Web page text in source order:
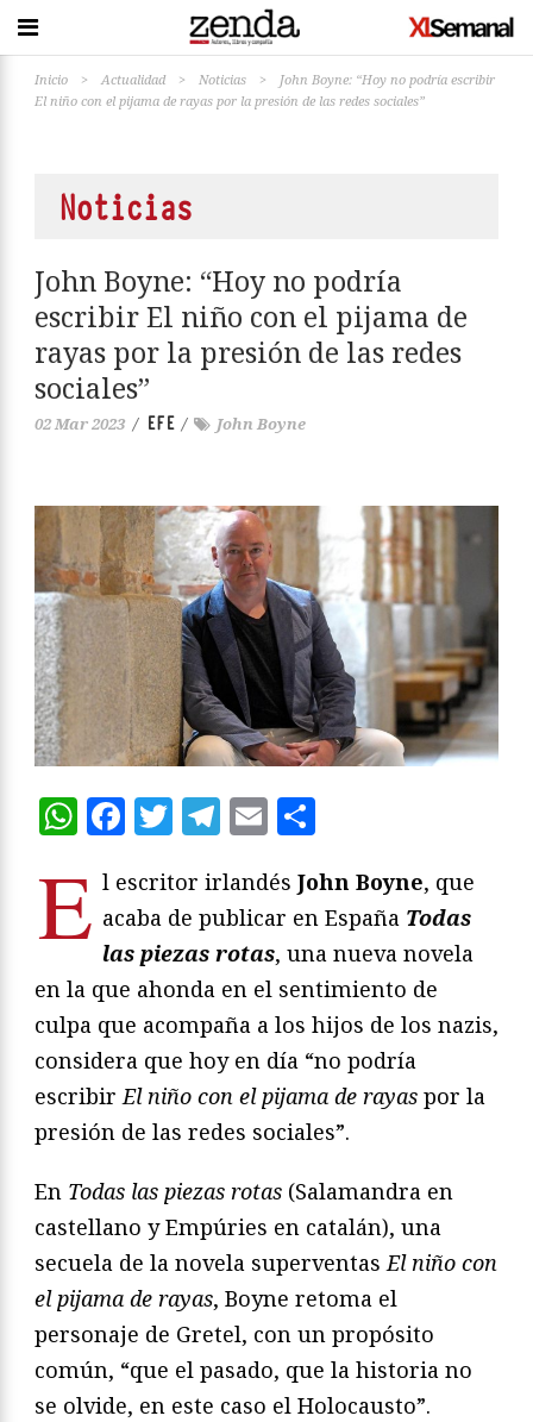
Inicio > Actualidad > Noticias >
John Boyne: “Hoy no podría escribir
El niño con el pijama de rayas por la presión de las redes sociales”
Noticias
John Boyne: “Hoy no podría
escribir El niño con el pijama de
rayas por la presión de las redes
sociales”
02 Mar 2023 / EFE / John Boyne
WhatsApp
Facebook
Twitter
Telegram
Email
E l escritor irlandés John Boyne, que
acaba de publicar en España Todas
las piezas rotas, una nueva novela
en la que ahonda en el sentimiento de
culpa que acompaña a los hijos de los nazis,
considera que hoy en día “no podría
escribirEl niño con el pijama de rayas por la
presión de las redes sociales”.
En Todas las piezas rotas (Salamandra en
castellano y Empúries en catalán), una
secuela de la novela superventasEl niño con
el pijama de rayas, Boyne retoma el
personaje de Gretel, con un propósito
común, “que el pasado, que la historia no
se olvide, en este caso el Holocausto”.